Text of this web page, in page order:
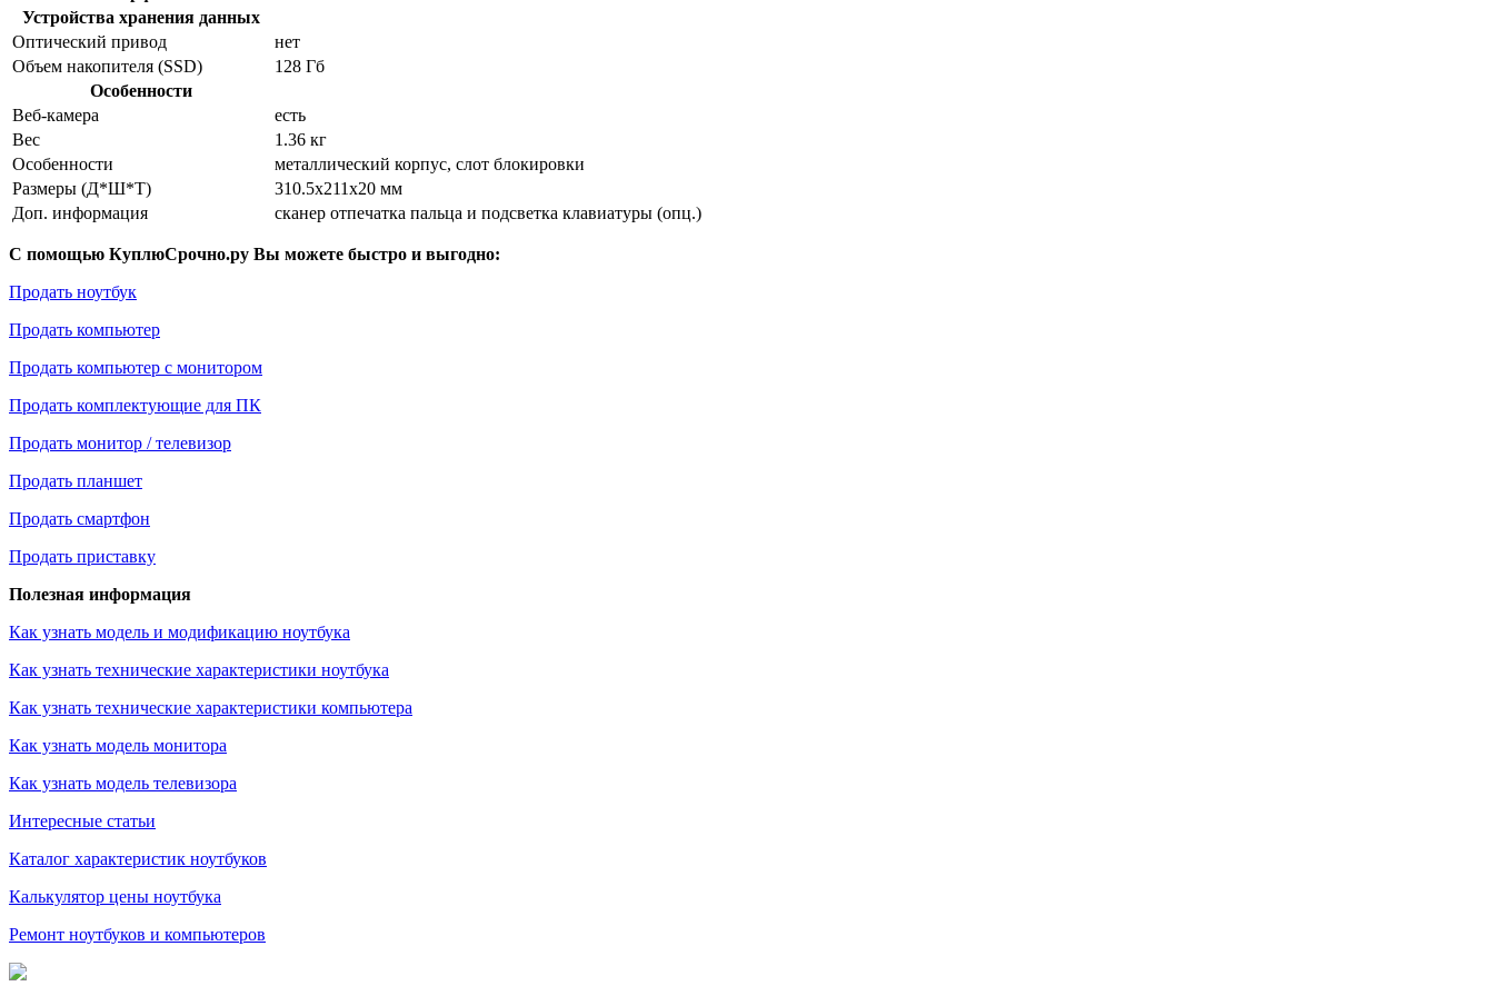
Устройства хранения данных
Оптический привод
нет
Объем накопителя (SSD)
128 Гб
Особенности
Веб-камера
есть
Вес
1.36 кг
Особенности
металлический корпус, слот блокировки
Размеры (Д*Ш*Т)
310.5x211x20 мм
Доп. информация
сканер отпечатка пальца и подсветка клавиатуры (опц.)
С помощью КуплюСрочно.ру Вы можете быстро и выгодно:
Продать ноутбук
Продать компьютер
Продать компьютер с монитором
Продать комплектующие для ПК
Продать монитор / телевизор
Продать планшет
Продать смартфон
Продать приставку
Полезная информация
Как узнать модель и модификацию ноутбука
Как узнать технические характеристики ноутбука
Как узнать технические характеристики компьютера
Как узнать модель монитора
Как узнать модель телевизора
Интересные статьи
Каталог характеристик ноутбуков
Калькулятор цены ноутбука
Ремонт ноутбуков и компьютеров